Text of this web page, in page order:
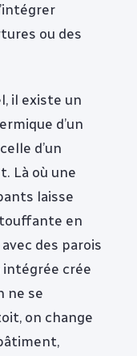
ou des
il existe un
d’un
d’un
Là où une
laisse
en
des parois
crée
ne se
on change